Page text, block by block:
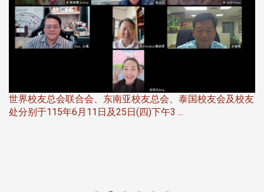
世界校友总会联合会、东南亚校友总会、泰国校友会及校友
处分别于115年6月11日及25日(四)下午3 ...